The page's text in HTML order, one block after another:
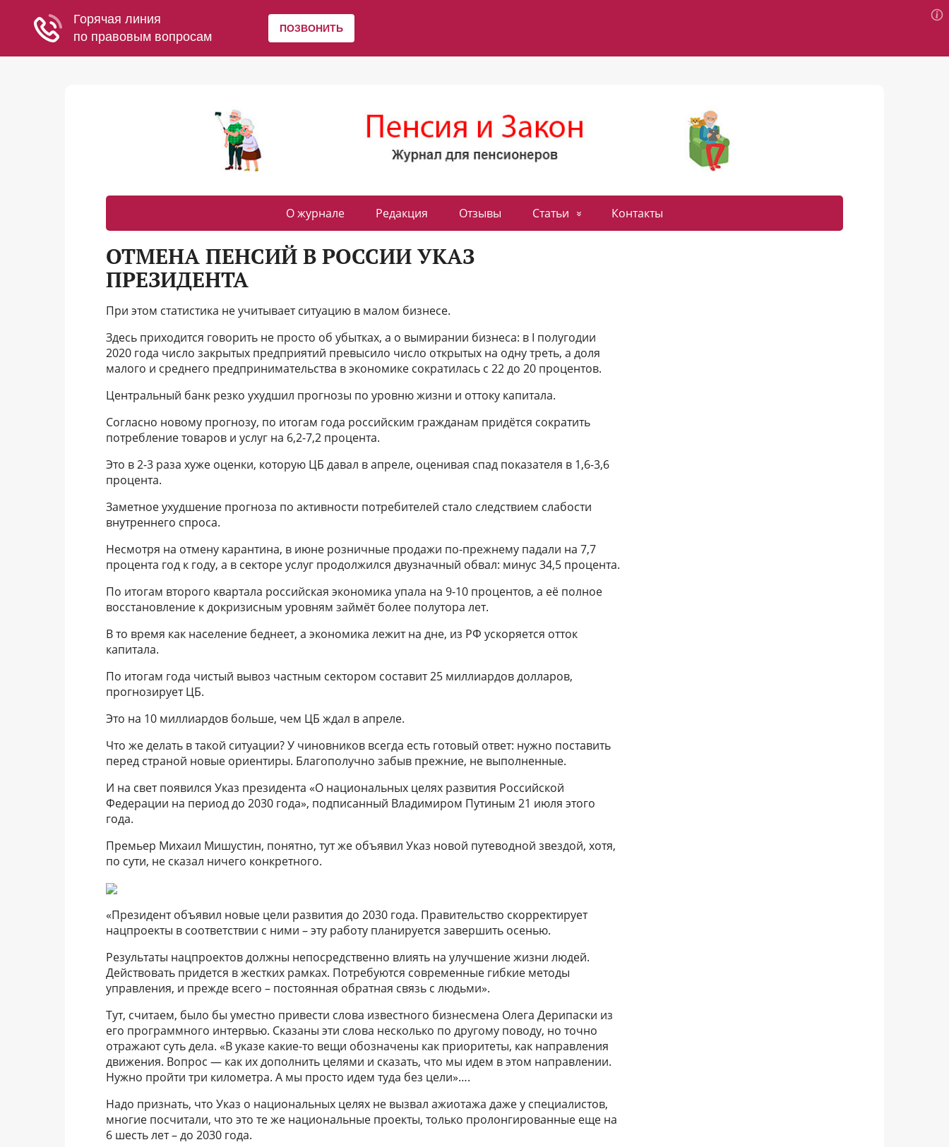
О журнале Редакция Отзывы Статьи Контакты
ОТМЕНА ПЕНСИЙ В РОССИИ УКАЗ
ПРЕЗИДЕНТА
При этом статистика не учитывает ситуацию в малом бизнесе.
Здесь приходится говорить не просто об убытках, а о вымирании бизнеса: в I полугодии
2020 года число закрытых предприятий превысило число открытых на одну треть, а доля
малого и среднего предпринимательства в экономике сократилась с 22 до 20 процентов.
Центральный банк резко ухудшил прогнозы по уровню жизни и оттоку капитала.
Согласно новому прогнозу, по итогам года российским гражданам придётся сократить
потребление товаров и услуг на 6,2-7,2 процента.
Это в 2-3 раза хуже оценки, которую ЦБ давал в апреле, оценивая спад показателя в 1,6-3,6
процента.
Заметное ухудшение прогноза по активности потребителей стало следствием слабости
внутреннего спроса.
Несмотря на отмену карантина, в июне розничные продажи по-прежнему падали на 7,7
процента год к году, а в секторе услуг продолжился двузначный обвал: минус 34,5 процента.
По итогам второго квартала российская экономика упала на 9-10 процентов, а её полное
восстановление к докризисным уровням займёт более полутора лет.
В то время как население беднеет, а экономика лежит на дне, из РФ ускоряется отток
капитала.
По итогам года чистый вывоз частным сектором составит 25 миллиардов долларов,
прогнозирует ЦБ.
Это на 10 миллиардов больше, чем ЦБ ждал в апреле.
Что же делать в такой ситуации? У чиновников всегда есть готовый ответ: нужно поставить
перед страной новые ориентиры. Благополучно забыв прежние, не выполненные.
И на свет появился Указ президента «О национальных целях развития Российской
Федерации на период до 2030 года», подписанный Владимиром Путиным 21 июля этого
года.
Премьер Михаил Мишустин, понятно, тут же объявил Указ новой путеводной звездой, хотя,
по сути, не сказал ничего конкретного.
«Президент объявил новые цели развития до 2030 года. Правительство скорректирует
нацпроекты в соответствии с ними – эту работу планируется завершить осенью.
Результаты нацпроектов должны непосредственно влиять на улучшение жизни людей.
Действовать придется в жестких рамках. Потребуются современные гибкие методы
управления, и прежде всего – постоянная обратная связь с людьми».
Тут, считаем, было бы уместно привести слова известного бизнесмена Олега Дерипаски из
его программного интервью. Сказаны эти слова несколько по другому поводу, но точно
отражают суть дела. «В указе какие-то вещи обозначены как приоритеты, как направления
движения. Вопрос — как их дополнить целями и сказать, что мы идем в этом направлении.
Нужно пройти три километра. А мы просто идем туда без цели»….
Надо признать, что Указ о национальных целях не вызвал ажиотажа даже у специалистов,
многие посчитали, что это те же национальные проекты, только пролонгированные еще на
6 шесть лет – до 2030 года.